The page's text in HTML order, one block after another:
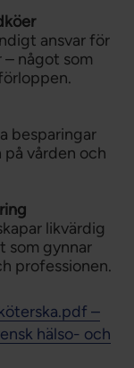
ansvar för
något som
besparingar
vården och
likvärdig
som gynnar
professionen.
–
hälso- och